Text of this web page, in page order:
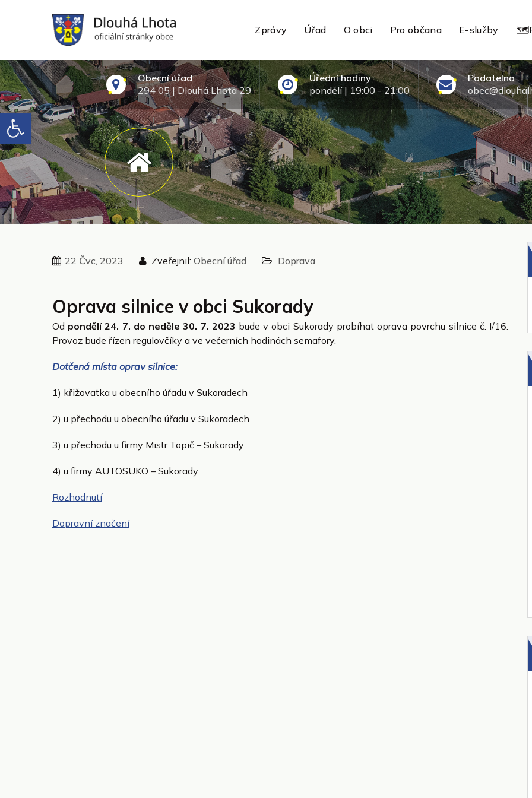
Open toolbar
Zprávy Úřad O obci Pro občana E-služby
Obecní úřad
294 05 | Dlouhá Lhota 29
Úřední hodiny
pondělí | 19:00 - 21:00
Podatelna
22 Čvc, 2023 Zveřejnil: Obecní úřad Doprava
Oprava silnice v obci Sukorady
Od pondělí 24. 7. do neděle 30. 7. 2023 bude v obci Sukorady probíhat oprava povrchu silnice č. I/16.
Provoz bude řízen regulovčíky a ve večerních hodinách semafory.
Dotčená místa oprav silnice:
1) křižovatka u obecního úřadu v Sukoradech
2) u přechodu u obecního úřadu v Sukoradech
3) u přechodu u firmy Mistr Topič – Sukorady
4) u firmy AUTOSUKO – Sukorady
Rozhodnutí
Dopravní značení